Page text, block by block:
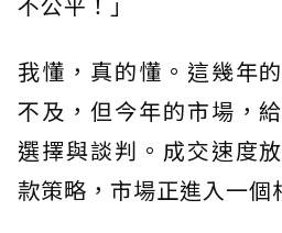
我懂，真的懂。這幾年
不及，但今年的市場，
選擇與談判。成交速度
款策略，市場正進入一個